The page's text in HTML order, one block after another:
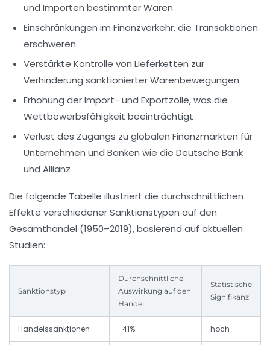
und Importen bestimmter Waren
Einschränkungen im Finanzverkehr, die Transaktionen
erschweren
Verstärkte Kontrolle von Lieferketten zur
Verhinderung sanktionierter Warenbewegungen
Erhöhung der Import- und Exportzölle, was die
Wettbewerbsfähigkeit beeinträchtigt
Verlust des Zugangs zu globalen Finanzmärkten für
Unternehmen und Banken wie die Deutsche Bank
und Allianz
Die folgende Tabelle illustriert die durchschnittlichen
Effekte verschiedener Sanktionstypen auf den
Gesamthandel (1950–2019), basierend auf aktuellen
Studien:
Sanktionstyp
Durchschnittliche
Auswirkung auf den
Handel
Statistische
Signifikanz
Handelssanktionen -41% hoch